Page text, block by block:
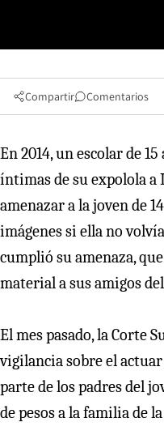
Compartir Comentarios
En 2014, un escolar de
íntimas de su expolola a
amenazar a la joven de
imágenes si ella no
cumplió su amenaza,
material a sus amigos
El mes pasado, la Corte
vigilancia sobre el
parte de los padres del
de pesos a la familia de